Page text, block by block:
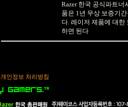
Razer 한국 공식파트너
품은 1년 무상 보증기
다. 레이저 제품에 대한
하면 된다
개인정보 처리방침